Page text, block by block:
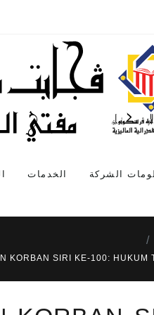
الشركة الخدمات
KORBAN SIRI KE-100: HUKUM